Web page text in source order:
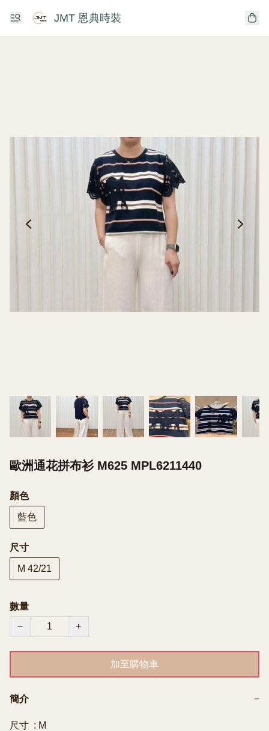
JMT 恩典時裝
歐洲通花拼布衫 M625 MPL6211440
顏色
藍色
尺寸
M 42/21
數量
−
+
加至購物車
簡介 −
尺寸  : M